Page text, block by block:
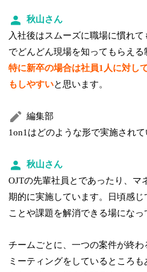
秋山さん
入社後はスムーズに職場に慣れ
でどんどん現場を知ってもらえる
特に新卒の場合は社員1人に対し
もしやすいと思います。
編集部
1on1はどのような形で実施されて
秋山さん
OJTの先輩社員とであったり、マ
期的に実施しています。日頃感じ
ことや課題を解消できる場になっ
チームごとに、一つの案件が終
ミーティングをしているところ